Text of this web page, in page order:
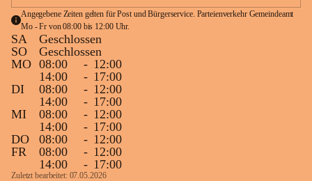
Angegebene Zeiten gelten für Post und Bürgerservice. Parteienverkehr Gemeindeamt
Mo - Fr von 08:00 bis 12:00 Uhr.
SA
Geschlossen
SO
Geschlossen
MO 08:00 - 12:00
14:00
- 17:00
DI
08:00 - 12:00
14:00
- 17:00
MI
08:00 - 12:00
14:00
- 17:00
DO
08:00 - 12:00
FR
08:00 - 12:00
14:00
- 17:00
Zuletzt bearbeitet: 07.05.2026